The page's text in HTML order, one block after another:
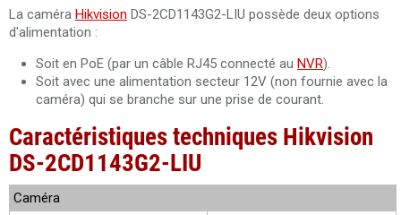
La caméra Hikvision DS-2CD1143G2-LIU possède deux options
d'alimentation :
Soit en PoE (par un câble RJ45 connecté au NVR).
Soit avec une alimentation secteur 12V (non fournie avec la
caméra) qui se branche sur une prise de courant.
Caractéristiques techniques Hikvision
DS-2CD1143G2-LIU
Caméra